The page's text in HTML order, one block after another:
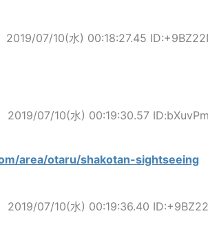
2019/07/10(水) 00:18:27.45
2019/07/10(水) 00:19:30.57
area/otaru/shakotan-sightseeing
2019/07/10(水) 00:19:36.40